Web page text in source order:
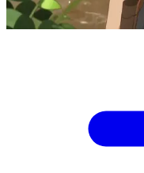
Show more